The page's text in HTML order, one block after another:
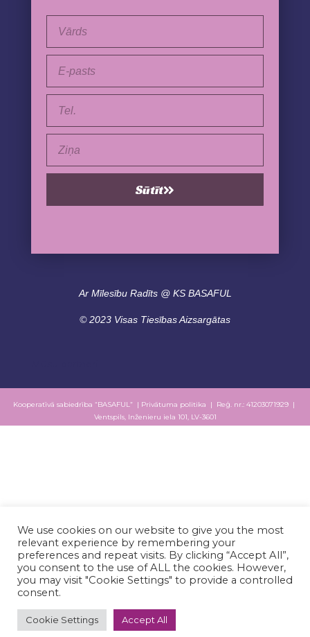
pasts
Sūtīt
Ar Mīlesību Radīts @ KS BASAFUL
© 2023 Visas Tiesības Aizsargātas
Kooperatīvā sabiedrība “BASAFUL” | Privātuma politika | Reģ. nr.: 41203071929 |
Ventspils, Inženieru iela 101, LV-3601
We use cookies on our website to give you the most
relevant experience by remembering your
preferences and repeat visits. By clicking “Accept All”,
you consent to the use of ALL the cookies. However,
you may visit "Cookie Settings" to provide a controlled
consent.
Cookie Settings Accept All